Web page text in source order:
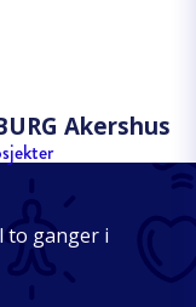
Akershus
to ganger i